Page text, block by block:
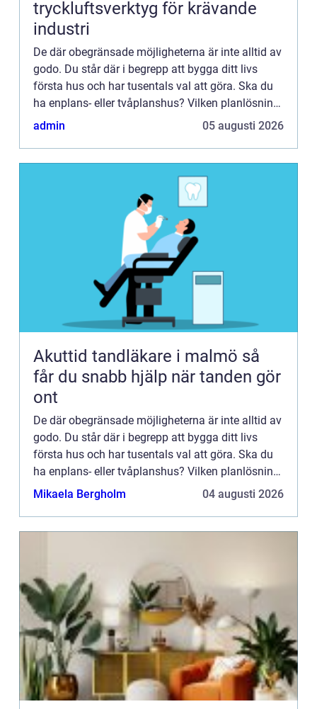
tryckluftsverktyg för krävande
industri
De där obegränsade möjligheterna är inte alltid av
godo. Du står där i begrepp att bygga ditt livs
första hus och har tusentals val att göra. Ska du
ha enplans- eller tvåplanshus? Vilken planlösning
ska du ha? Gjuten platta eller torpargrund? Trä
admin 05 augusti 2026
Akuttid tandläkare i malmö så
får du snabb hjälp när tanden gör
ont
De där obegränsade möjligheterna är inte alltid av
godo. Du står där i begrepp att bygga ditt livs
första hus och har tusentals val att göra. Ska du
ha enplans- eller tvåplanshus? Vilken planlösning
ska du ha? Gjuten platta eller torpargrund? Trä
Mikaela Bergholm 04 augusti 2026